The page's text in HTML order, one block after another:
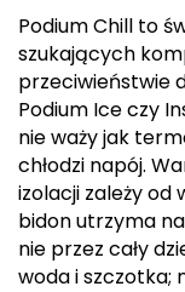
Fjord Nansen
G
GIVOVA
GSI Outdoors
Gear Aid
Podium Chill to
szukających
przeciwieństwie
Podium Ice czy
nie waży jak
chłodzi napój.
izolacji zależy od
bidon utrzyma
nie przez cały
woda i szczotka;